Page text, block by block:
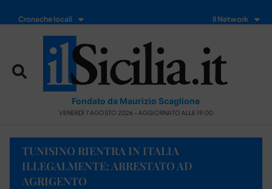
Cronache locali Il Network
Fondato da Maurizio Scaglione
VENERDÌ 7 AGOSTO 2026 - AGGIORNATO ALLE 19:00
TUNISINO RIENTRA IN ITALIA
ILLEGALMENTE: ARRESTATO AD
AGRIGENTO